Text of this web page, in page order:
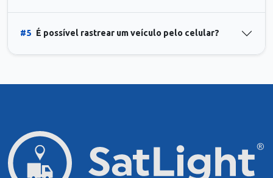
#5 É possível rastrear um veículo pelo celular?